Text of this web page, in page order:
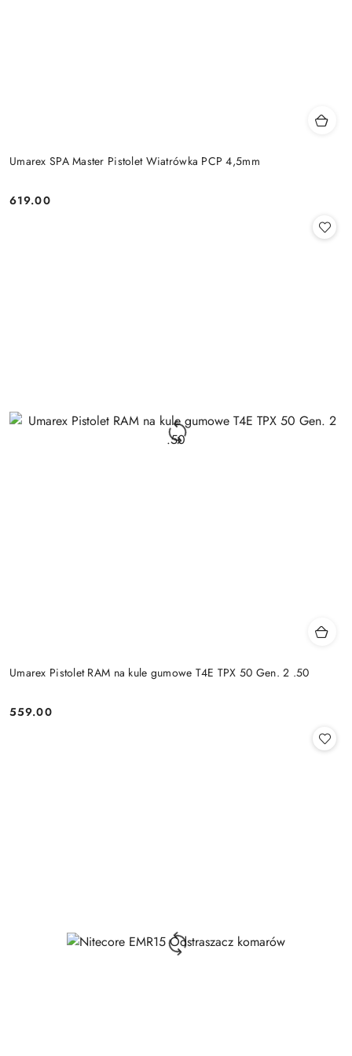
Umarex SPA Master Pistolet Wiatrówka PCP 4,5mm
Cena:
619.00
Umarex Pistolet RAM na kule gumowe T4E TPX 50 Gen. 2 .50
Cena:
559.00